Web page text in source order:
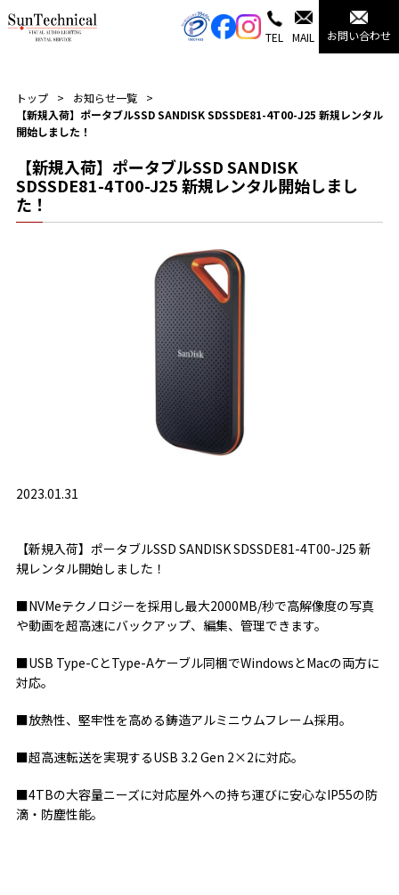
TEL MAIL お問い合わせ
トップ
お知らせ一覧
【新規入荷】ポータブルSSD SANDISK SDSSDE81-4T00-J25 新規レンタル
開始しました！
【新規入荷】ポータブルSSD SANDISK
SDSSDE81-4T00-J25 新規レンタル開始しまし
た！
2023.01.31
【新規入荷】ポータブルSSD SANDISK SDSSDE81-4T00-J25 新
規レンタル開始しました！
■NVMeテクノロジーを採用し最大2000MB/秒で高解像度の写真
や動画を超高速にバックアップ、編集、管理できます。
■USB Type-CとType-Aケーブル同梱でWindowsとMacの両方に
対応。
■放熱性、堅牢性を高める鋳造アルミニウムフレーム採用。
■超高速転送を実現するUSB 3.2 Gen 2×2に対応。
■4TBの大容量ニーズに対応屋外への持ち運びに安心なIP55の防
滴・防塵性能。